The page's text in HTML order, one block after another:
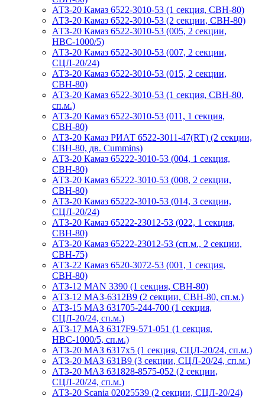
АТЗ-20 Камаз 6522-3010-53 (1 секция, СВН-80)
АТЗ-20 Камаз 6522-3010-53 (2 секции, СВН-80)
АТЗ-20 Камаз 6522-3010-53 (005, 2 секции,
НВС-1000/5)
АТЗ-20 Камаз 6522-3010-53 (007, 2 секции,
СЦЛ-20/24)
АТЗ-20 Камаз 6522-3010-53 (015, 2 секции,
СВН-80)
АТЗ-20 Камаз 6522-3010-53 (1 секция, СВН-80,
сп.м.)
АТЗ-20 Камаз 6522-3010-53 (011, 1 секция,
СВН-80)
АТЗ-20 Камаз РИАТ 6522-3011-47(RT) (2 секции,
СВН-80, дв. Cummins)
АТЗ-20 Камаз 65222-3010-53 (004, 1 секция,
СВН-80)
АТЗ-20 Камаз 65222-3010-53 (008, 2 секции,
СВН-80)
АТЗ-20 Камаз 65222-3010-53 (014, 3 секции,
СЦЛ-20/24)
АТЗ-20 Камаз 65222-23012-53 (022, 1 секция,
СВН-80)
АТЗ-20 Камаз 65222-23012-53 (сп.м., 2 секции,
СВН-75)
АТЗ-22 Камаз 6520-3072-53 (001, 1 секция,
СВН-80)
АТЗ-12 MAN 3390 (1 секция, СВН-80)
АТЗ-12 МАЗ-6312В9 (2 секции, СВН-80, сп.м.)
АТЗ-15 МАЗ 631705-244-700 (1 секция,
СЦЛ-20/24, сп.м.)
АТЗ-17 МАЗ 6317F9-571-051 (1 секция,
НВС-1000/5, сп.м.)
АТЗ-20 МАЗ 6317x5 (1 секция, СЦЛ-20/24, сп.м.)
АТЗ-20 МАЗ 631B9 (3 секции, СЦЛ-20/24, сп.м.)
АТЗ-20 МАЗ 631828-8575-052 (2 секции,
СЦЛ-20/24, сп.м.)
АТЗ-20 Scania 02025539 (2 секции, СЦЛ-20/24)